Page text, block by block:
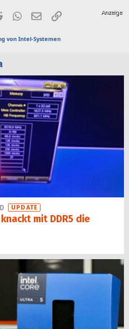
RedditWhatsApp
E-MailLink
von Intel-Systemen
UPDATE
mit DDR5 die